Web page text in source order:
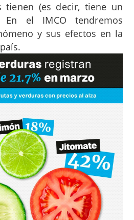
tienen (es decir, tiene un
En el IMCO tendremos
y sus efectos en la